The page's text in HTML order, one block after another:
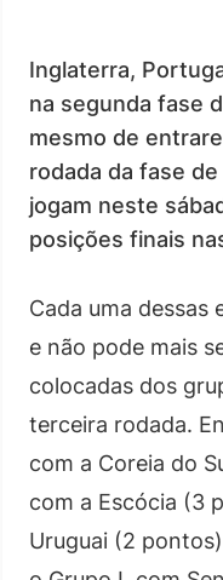
Inglaterra,
na segunda fase
mesmo de
rodada da fase
jogam neste
posições finais
Cada uma dessas
e não pode mais
colocadas dos
terceira rodada.
com a Coreia do
com a Escócia (3
Uruguai (2